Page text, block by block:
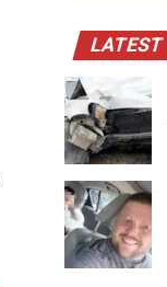
LATEST